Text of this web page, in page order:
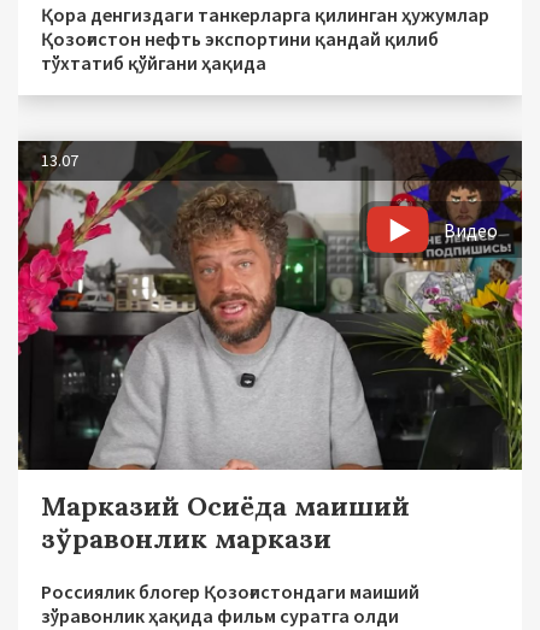
Қора денгиздаги танкерларга қилинган ҳужумлар
Қозоғистон нефть экспортини қандай қилиб
тўхтатиб қўйгани ҳақида
13.07
Видео
Марказий Осиёда маиший
зўравонлик маркази
Россиялик блогер Қозоғистондаги маиший
зўравонлик ҳақида фильм суратга олди